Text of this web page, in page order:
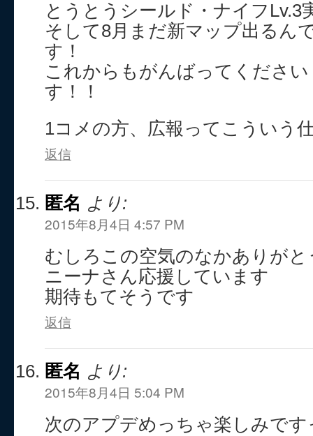
とうとうシールド・ナイフLv.3
そして8月まだ新マップ出るん
す！
これからもがんばってくださ
す！！
1コメの方、広報ってこういう
返信
匿名 より:
2015年8月4日 4:57 PM
むしろこの空気のなかありがと
ニーナさん応援しています
期待もてそうです
返信
匿名 より:
2015年8月4日 5:04 PM
次のアプデめっちゃ楽しみです